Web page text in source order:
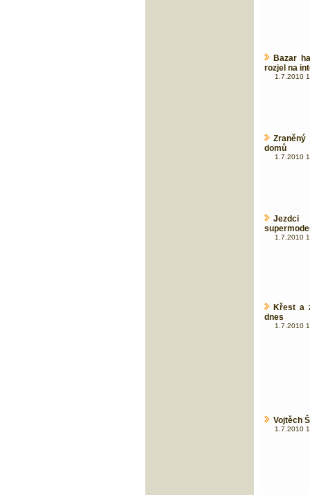
Bazar
rozjel na
1.7.2010
domů
1.7.2010
Jezdci
1.7.2010
Křest a
dnes
1.7.2010
Vojtěch
1.7.2010